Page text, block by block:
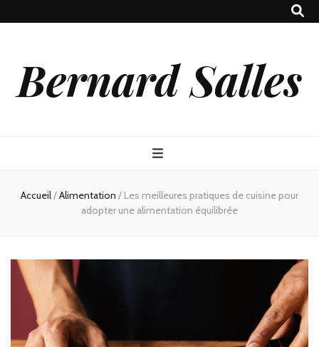
Bernard Salles
Accueil/Alimentation / Les meilleures pratiques de cuisine pour
adopter une alimentation équilibrée